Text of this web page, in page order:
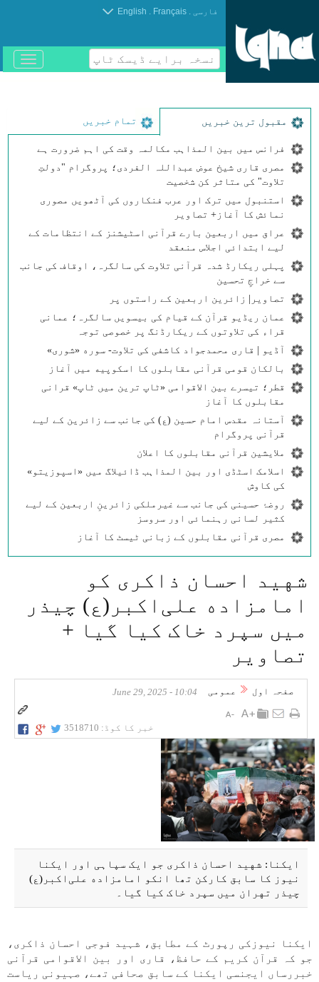
فارسی .
Français
.
English
نسخہ برایے ڈیسک ٹاپ
باز
و
مقبول ترین خبریں تمام خبریں
فرانس میں بین المذاہب مکالمہ وقت کی اہم ضرورت ہے
مصری قاری شیخ عوض عبداللہ الفردی؛ پروگرام "دولتِ
تلاوت" کی متاثر کن شخصیت
استنبول میں ترک اور عرب فنکاروں کی آٹھویں مصوری
نمائش کا آغاز+ تصاویر
عراق میں اربعین بارے قرآنی اسٹیشنز کے انتظامات کے
لیے ابتدائی اجلاس منعقد
پہلی ریکارڈ شدہ قرآنی تلاوت کی سالگرہ، اوقاف کی جانب
سے خراجِ تحسین
تصاویر| زائرین اربعین کے راستوں پر
عمان ریڈیو قرآن کے قیام کی بیسویں سالگرہ؛ عمانی
قراء کی تلاوتوں کے ریکارڈنگ پر خصوصی توجہ
آڈیو | قاری محمدجواد کاشفی کی تلاوت- سوره‌‌ «شوری»
بالکان قومی قرآنی مقابلوں کا اسکوپیه میں آغاز
قطر؛ تیسرے بین الاقوامی «ٹاپ ترین میں ٹاپ» قرانی
مقابلوں کا آغاز
آستانہ مقدس امام حسین (ع) کی جانب سے زائرین کے لیے
قرآنی پروگرام
ملایشین قرآنی مقابلوں کا اعلان
اسلامک اسٹڈی اور بین المذاہب ڈائیلاگ میں «اسپوزیتو»
کی کاوش
روضۂ حسینی کی جانب سے غیرملکی زائرینِ اربعین کے لیے
کثیر لسانی رہنمائی اور سروسز
مصری قرآنی مقابلوں کے زبانی ٹیسٹ کا آغاز
شهید احسان ذاکری کو
امامزاده علی‌اکبر(ع) چیذر
میں سپرد خاک کیا گیا +
تصاویر
صفحہ اول عمومی 10:04 - June 29, 2025
خبر کا کوڈ: 3518710
ایکنا: شهید احسان ذاکری جو ایک سپاہی اور ایکنا
نیوز کا سابق کارکن تھا انکو امامزاده علی‌اکبر(ع)
چیذر تهران میں سپرد خاک کیا گیا۔
ایکنا نیوزکی رپورٹ کے مطابق، شہید فوجی احسان ذاکری،
جو کہ قرآن کریم کے حافظ، قاری اور بین الاقوامی قرآنی
خبررساں ایجنسی ایکنا کے سابق صحافی تھے، صہیونی ریاست